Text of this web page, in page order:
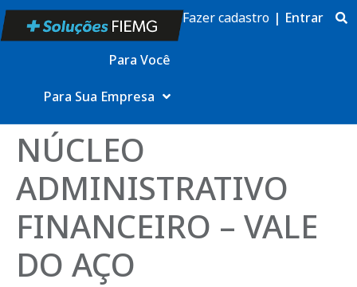
Para Você
Para Sua Empresa
Fazer cadastro | Entrar
NÚCLEO
ADMINISTRATIVO
FINANCEIRO – VALE
DO AÇO